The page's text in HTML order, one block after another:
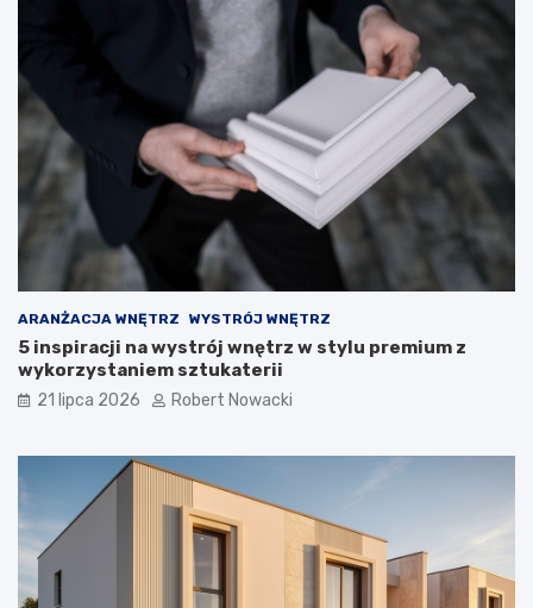
c
z
n
z
w
i
z
a
n
i
ARANŻACJA WNĘTRZ WYSTRÓJ WNĘTRZ
5 inspiracji na wystrój wnętrz w stylu premium z
wykorzystaniem sztukaterii
21 lipca 2026 Robert Nowacki